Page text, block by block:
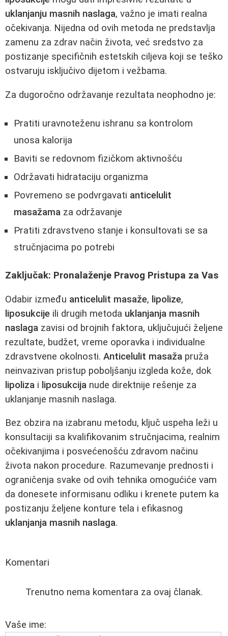
uklanjanju masnih naslaga, važno je imati realna
očekivanja. Nijedna od ovih metoda ne predstavlja
zamenu za zdrav način života, već sredstvo za
postizanje specifičnih estetskih ciljeva koji se teško
ostvaruju isključivo dijetom i vežbama.
Za dugoročno održavanje rezultata neophodno je:
Pratiti uravnoteženu ishranu sa kontrolom
unosa kalorija
Baviti se redovnom fizičkom aktivnošću
Održavati hidrataciju organizma
Povremeno se podvrgavati anticelulit
masažama za održavanje
Pratiti zdravstveno stanje i konsultovati se sa
stručnjacima po potrebi
Zaključak: Pronalaženje Pravog Pristupa za Vas
Odabir između anticelulit masaže, lipolize,
liposukcije ili drugih metoda uklanjanja masnih
naslaga zavisi od brojnih faktora, uključujući željene
rezultate, budžet, vreme oporavka i individualne
zdravstvene okolnosti. Anticelulit masaža pruža
neinvazivan pristup poboljšanju izgleda kože, dok
lipoliza i liposukcija nude direktnije rešenje za
uklanjanje masnih naslaga.
Bez obzira na izabranu metodu, ključ uspeha leži u
konsultaciji sa kvalifikovanim stručnjacima, realnim
očekivanjima i posvećenošću zdravom načinu
života nakon procedure. Razumevanje prednosti i
ograničenja svake od ovih tehnika omogućiće vam
da donesete informisanu odliku i krenete putem ka
postizanju željene konture tela i efikasnog
uklanjanja masnih naslaga.
Komentari
Trenutno nema komentara za ovaj članak.
Vaše ime: